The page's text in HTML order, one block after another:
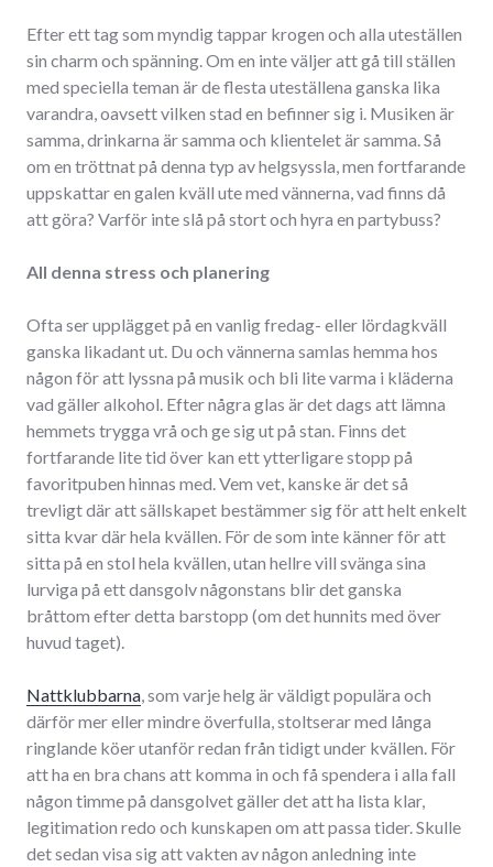
Efter ett tag som myndig tappar krogen och alla uteställen
sin charm och spänning. Om en inte väljer att gå till ställen
med speciella teman är de flesta uteställena ganska lika
varandra, oavsett vilken stad en befinner sig i. Musiken är
samma, drinkarna är samma och klientelet är samma. Så
om en tröttnat på denna typ av helgsyssla, men fortfarande
uppskattar en galen kväll ute med vännerna, vad finns då
att göra? Varför inte slå på stort och hyra en partybuss?
All denna stress och planering
Ofta ser upplägget på en vanlig fredag- eller lördagkväll
ganska likadant ut. Du och vännerna samlas hemma hos
någon för att lyssna på musik och bli lite varma i kläderna
vad gäller alkohol. Efter några glas är det dags att lämna
hemmets trygga vrå och ge sig ut på stan. Finns det
fortfarande lite tid över kan ett ytterligare stopp på
favoritpuben hinnas med. Vem vet, kanske är det så
trevligt där att sällskapet bestämmer sig för att helt enkelt
sitta kvar där hela kvällen. För de som inte känner för att
sitta på en stol hela kvällen, utan hellre vill svänga sina
lurviga på ett dansgolv någonstans blir det ganska
bråttom efter detta barstopp (om det hunnits med över
huvud taget).
Nattklubbarna , som varje helg är väldigt populära och
därför mer eller mindre överfulla, stoltserar med långa
ringlande köer utanför redan från tidigt under kvällen. För
att ha en bra chans att komma in och få spendera i alla fall
någon timme på dansgolvet gäller det att ha lista klar,
legitimation redo och kunskapen om att passa tider. Skulle
det sedan visa sig att vakten av någon anledning inte